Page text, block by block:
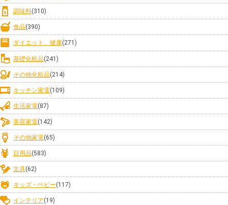
調味料(310)
食品(390)
ダイエット、健康(271)
基礎化粧品(241)
その他化粧品(214)
キッチン家電(109)
生活家電(87)
美容家電(142)
その他家電(65)
日用品(583)
文具(62)
キッズ・ベビー(117)
インテリア(19)